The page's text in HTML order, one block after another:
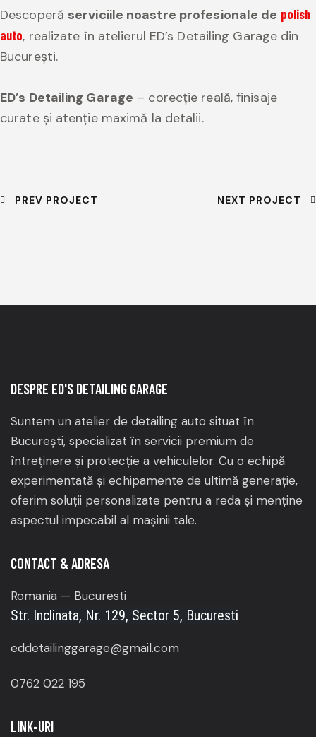
Descoperă serviciile noastre profesionale de polish
auto, realizate în atelierul ED’s Detailing Garage din
București.
ED’s Detailing Garage – corecție reală, finisaje
curate și atenție maximă la detalii.
PREV PROJECT NEXT PROJECT
DESPRE ED'S DETAILING GARAGE
Suntem un atelier de detailing auto situat în
București, specializat în servicii premium de
întreținere și protecție a vehiculelor. Cu o echipă
experimentată și echipamente de ultimă generație,
oferim soluții personalizate pentru a reda și menține
aspectul impecabil al mașinii tale.
CONTACT & ADRESA
Romania — Bucuresti
Str. Inclinata, Nr. 129, Sector 5, Bucuresti
eddetailinggarage@gmail.com
0762 022 195
LINK-URI